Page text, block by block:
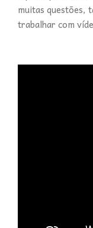
muitas questões,
trabalhar com